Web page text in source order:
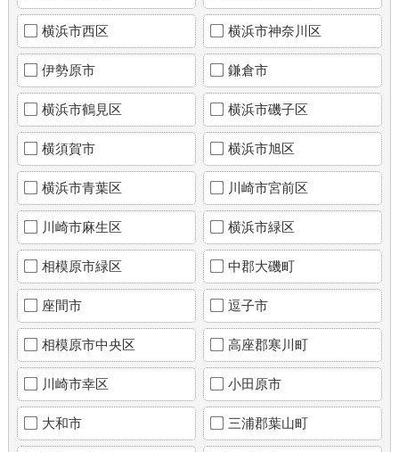
横浜市西区 横浜市神奈川区
伊勢原市 鎌倉市
横浜市鶴見区 横浜市磯子区
横須賀市 横浜市旭区
横浜市青葉区 川崎市宮前区
川崎市麻生区 横浜市緑区
相模原市緑区 中郡大磯町
座間市 逗子市
相模原市中央区 高座郡寒川町
川崎市幸区 小田原市
大和市 三浦郡葉山町